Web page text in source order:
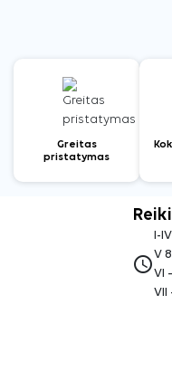
Greitas
pristatymas
access_time
I-
V
VI
VII